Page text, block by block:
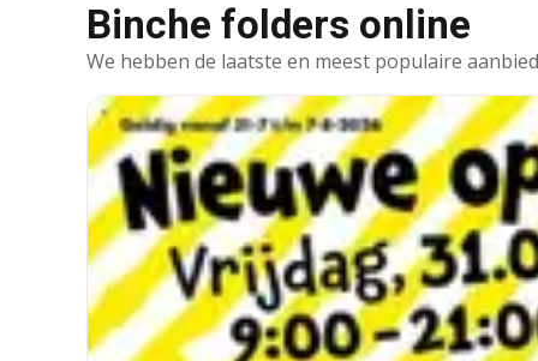
Binche folders online
We hebben de laatste en meest populaire